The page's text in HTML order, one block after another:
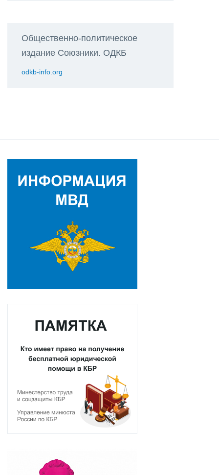
Общественно-политическое
издание Союзники. ОДКБ
odkb-info.org